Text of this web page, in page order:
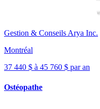
Gestion & Conseils Arya Inc.
Montréal
37 440 $ à 45 760 $ par an
Ostéopathe